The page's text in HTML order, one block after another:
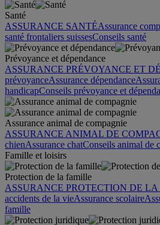
Santé
ASSURANCE SANTÉAssurance
santé frontaliers suissesConseils santé
Prévoyance et dépendance
ASSURANCE PRÉVOYANCE ET
prévoyanceAssurance dépendance
handicapConseils prévoyance et
Assurance animal de compagnie
ASSURANCE ANIMAL DE
chienAssurance chatConseils animal de
Famille et loisirs
Protection de la famille
ASSURANCE PROTECTION DE
accidents de la vieAssurance scolaire
famille